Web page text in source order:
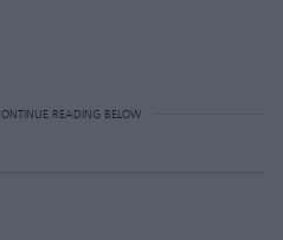
READING BELOW